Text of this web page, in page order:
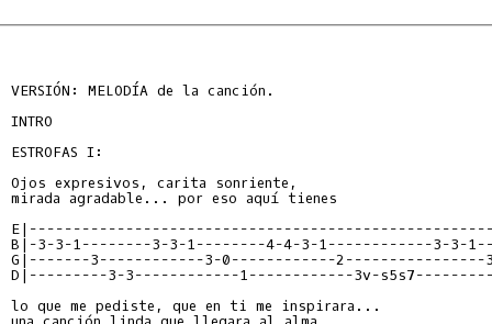
VERSIÓN: MELODÍA de la canción.
INTRO
ESTROFAS I:
Ojos expresivos, carita sonriente,
mirada agradable... por eso aquí tienes
B|-3-3-1--------3-3-1--------4-4-3-1------------3-3-
G|-------3------------3-0------------2----------------
D|---------3-3------------1------------3v-
lo que me pediste, que en ti me inspirara...